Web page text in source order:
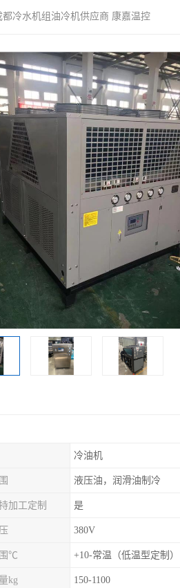
都冷水机组油冷机供应商 康嘉温控
冷油机
液压油，润滑油制冷
加工定制 是
380V
℃ +10-常温（低温型定制）
kg 150-1100